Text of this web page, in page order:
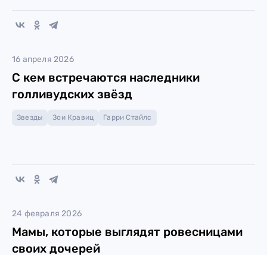
16 апреля 2026
С кем встречаются наследники
голливудских звёзд
Звезды Зои Кравиц Гарри Стайлс
24 февраля 2026
Мамы, которые выглядят ровесницами
своих дочерей